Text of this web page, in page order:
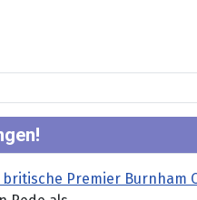
britische Premier Burnham